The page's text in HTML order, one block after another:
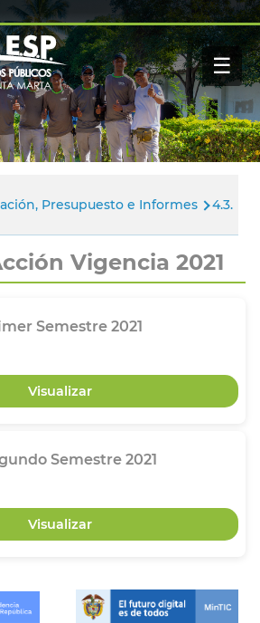
☰
Presupuesto e Informes 4.3.
Vigencia 2021
Semestre 2021
Semestre 2021